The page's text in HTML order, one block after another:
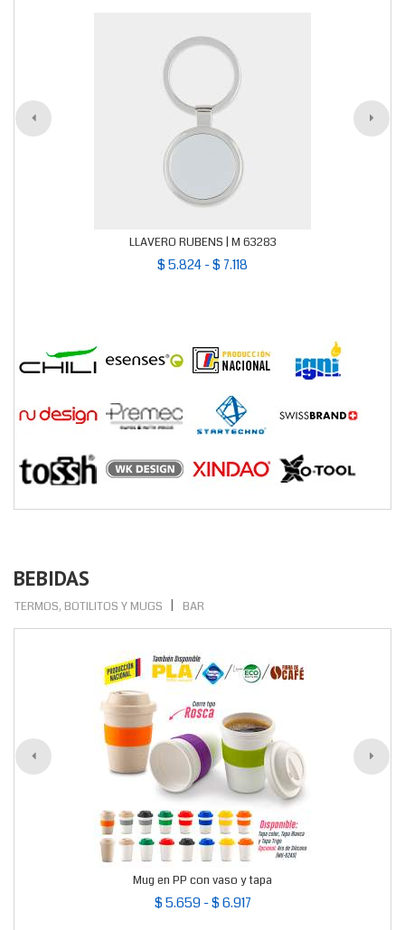
LLAVERO RUBENS | M 63283
$ 5.824 - $ 7.118
BEBIDAS
TERMOS, BOTILITOS Y MUGS BAR
Mug en PP con vaso y tapa
$ 5.659 - $ 6.917